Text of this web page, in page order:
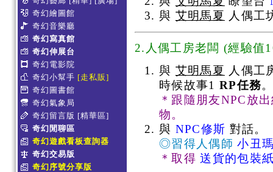
奇幻繪圖館
奇幻音樂廳
奇幻寫真館
奇幻伸展台
奇幻電影院
奇幻小幫手 [走私販]
奇幻圖書館
奇幻氣象局
奇幻留言版 [精華區]
奇幻閒聊區
奇幻遊戲看板查詢器
奇幻交易版
奇幻序號分享版
與 艾明馬夏 人偶工
2.人偶工房老闆 (經驗值
與 艾明馬夏 人偶工
時候故事1 RP任務
＊跟隨朋友NPC放
物。
與 NPC修斯 對話。
◎習得人偶師小丑
＊取得送貨的包裝